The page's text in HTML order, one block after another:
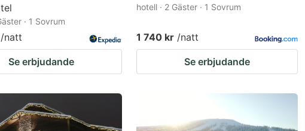
· 1 Sovrum
/natt
Se erbjudande
hotell · 2 Gäster · 1 Sovrum
1 740 kr /natt
Se erbjudande